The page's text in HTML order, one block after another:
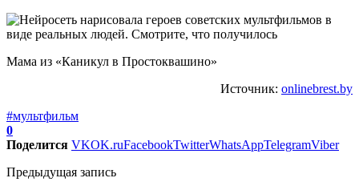
Мама из «Каникул в Простоквашино»
Источник: onlinebrest.by
#мультфильм
0
Поделится VKOK.ruFacebookTwitterWhatsAppTelegramViber
Предыдущая запись